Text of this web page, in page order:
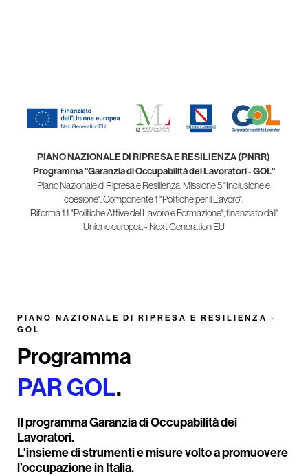
PIANO NAZIONALE DI RIPRESA E RESILIENZA (PNRR)
Programma "Garanzia di Occupabilità dei Lavoratori - GOL"
Piano Nazionale di Ripresa e Resilienza, Missione 5 "Inclusione e
coesione", Componente 1 "Politiche per il Lavoro",
Riforma 1.1 "Politiche Attive del Lavoro e Formazione", finanziato dall'
Unione europea - Next Generation EU
PIANO NAZIONALE DI RIPRESA E RESILIENZA -
GOL
Programma
PAR GOL.
Il programma Garanzia di Occupabilità dei
Lavoratori.
L'insieme di strumenti e misure volto a promuovere
l’occupazione in Italia.